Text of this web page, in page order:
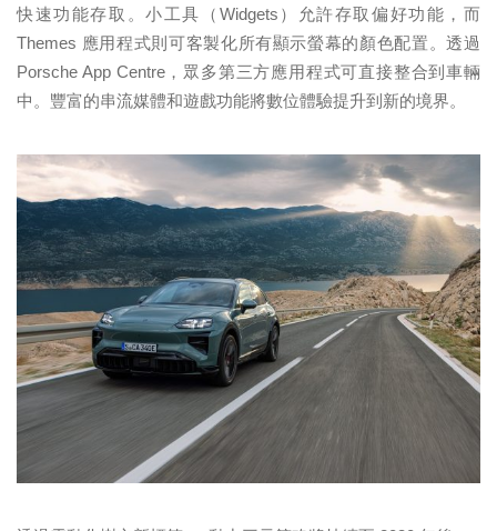
快速功能存取。小工具（Widgets）允許存取偏好功能，而
Themes 應用程式則可客製化所有顯示螢幕的顏色配置。透過
Porsche App Centre，眾多第三方應用程式可直接整合到車輛
中。豐富的串流媒體和遊戲功能將數位體驗提升到新的境界。